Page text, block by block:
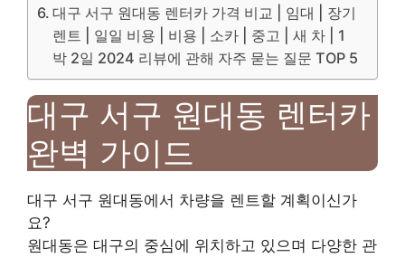
대구 서구 원대동 렌터카 가격 비교 | 임대 | 장기
렌트 | 일일 비용 | 비용 | 소카 | 중고 | 새 차 | 1
박 2일 2024 리뷰에 관해 자주 묻는 질문 TOP 5
대구 서구 원대동 렌터카
완벽 가이드
대구 서구 원대동에서 차량을 렌트할 계획이신가
요?
원대동은 대구의 중심에 위치하고 있으며 다양한 관